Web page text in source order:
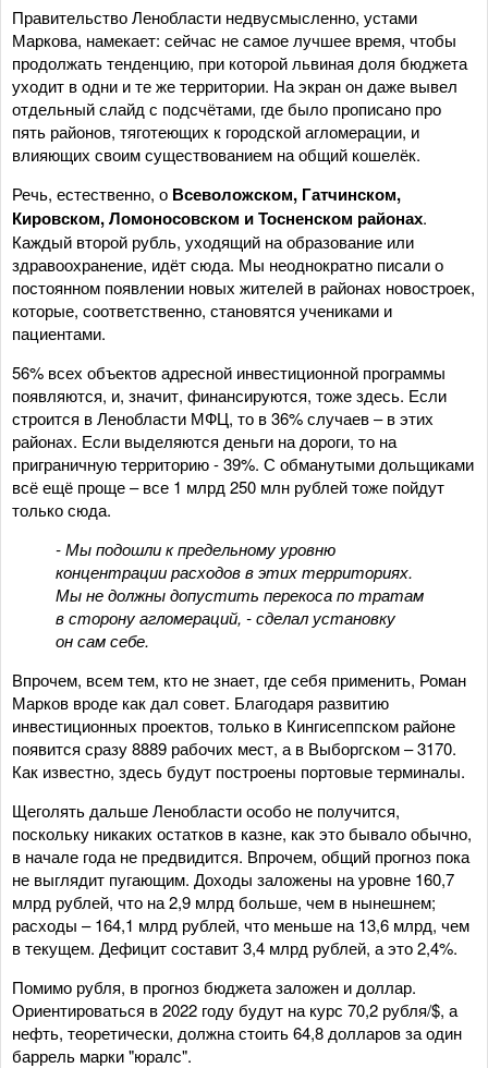
Правительство Ленобласти недвусмысленно, устами
Маркова, намекает: сейчас не самое лучшее время, чтобы
продолжать тенденцию, при которой львиная доля бюджета
уходит в одни и те же территории. На экран он даже вывел
отдельный слайд с подсчётами, где было прописано про
пять районов, тяготеющих к городской агломерации, и
влияющих своим существованием на общий кошелёк.
Речь, естественно, о Всеволожском, Гатчинском,
Кировском, Ломоносовском и Тосненском районах.
Каждый второй рубль, уходящий на образование или
здравоохранение, идёт сюда. Мы неоднократно писали о
постоянном появлении новых жителей в районах новостроек,
которые, соответственно, становятся учениками и
пациентами.
56% всех объектов адресной инвестиционной программы
появляются, и, значит, финансируются, тоже здесь. Если
строится в Ленобласти МФЦ, то в 36% случаев – в этих
районах. Если выделяются деньги на дороги, то на
приграничную территорию - 39%. С обманутыми дольщиками
всё ещё проще – все 1 млрд 250 млн рублей тоже пойдут
только сюда.
- Мы подошли к предельному уровню
концентрации расходов в этих территориях.
Мы не должны допустить перекоса по тратам
в сторону агломераций, - сделал установку
он сам себе.
Впрочем, всем тем, кто не знает, где себя применить, Роман
Марков вроде как дал совет. Благодаря развитию
инвестиционных проектов, только в Кингисеппском районе
появится сразу 8889 рабочих мест, а в Выборгском – 3170.
Как известно, здесь будут построены портовые терминалы.
Щеголять дальше Ленобласти особо не получится,
поскольку никаких остатков в казне, как это бывало обычно,
в начале года не предвидится. Впрочем, общий прогноз пока
не выглядит пугающим. Доходы заложены на уровне 160,7
млрд рублей, что на 2,9 млрд больше, чем в нынешнем;
расходы – 164,1 млрд рублей, что меньше на 13,6 млрд, чем
в текущем. Дефицит составит 3,4 млрд рублей, а это 2,4%.
Помимо рубля, в прогноз бюджета заложен и доллар.
Ориентироваться в 2022 году будут на курс 70,2 рубля/$, а
нефть, теоретически, должна стоить 64,8 долларов за один
баррель марки "юралс".